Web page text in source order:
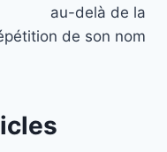
au-delà de la
de son nom